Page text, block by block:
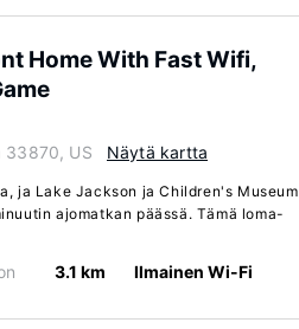
Home With Fast Wifi,
33870, US Näytä kartta
ja Lake Jackson ja Children's Museum
ajomatkan päässä. Tämä loma-
3.1 km Ilmainen Wi-Fi